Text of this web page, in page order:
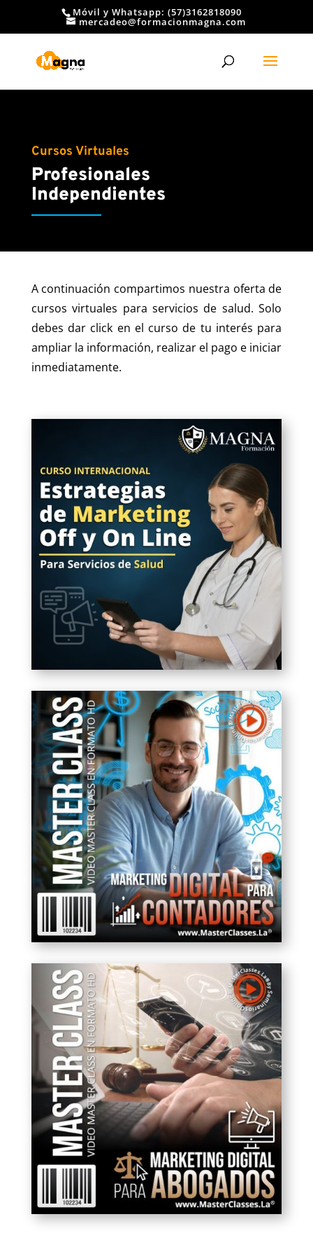
Móvil y Whatsapp: (57)3162818090
mercadeo@formacionmagna.com
Cursos Virtuales
Profesionales
Independientes
A continuación compartimos nuestra oferta de
cursos virtuales para servicios de salud. Solo
debes dar click en el curso de tu interés para
ampliar la información, realizar el pago e iniciar
inmediatamente.